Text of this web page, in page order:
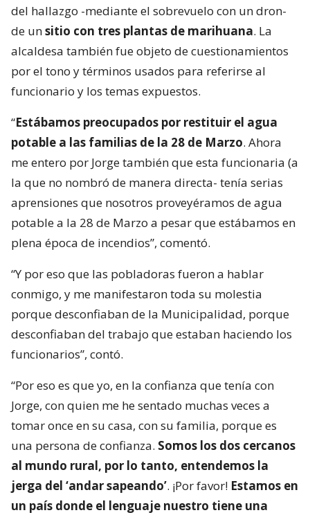
del hallazgo -mediante el sobrevuelo con un dron-
de unsitio con tres plantas de marihuana. La
alcaldesa también fue objeto de cuestionamientos
por el tono y términos usados para referirse al
funcionario y los temas expuestos.
“Estábamos preocupados por restituir el agua
potable a las familias de la 28 de Marzo. Ahora
me entero por Jorge también que esta funcionaria (a
la que no nombró de manera directa- tenía serias
aprensiones que nosotros proveyéramos de agua
potable a la 28 de Marzo a pesar que estábamos en
plena época de incendios”, comentó.
“Y por eso que las pobladoras fueron a hablar
conmigo, y me manifestaron toda su molestia
porque desconfiaban de la Municipalidad, porque
desconfiaban del trabajo que estaban haciendo los
funcionarios”, contó.
“Por eso es que yo, en la confianza que tenía con
Jorge, con quien me he sentado muchas veces a
tomar once en su casa, con su familia, porque es
una persona de confianza. Somos los dos cercanos
al mundo rural, por lo tanto, entendemos la
jerga del ‘andar sapeando’. ¡Por favor! Estamos en
un país donde el lenguaje nuestro tiene una